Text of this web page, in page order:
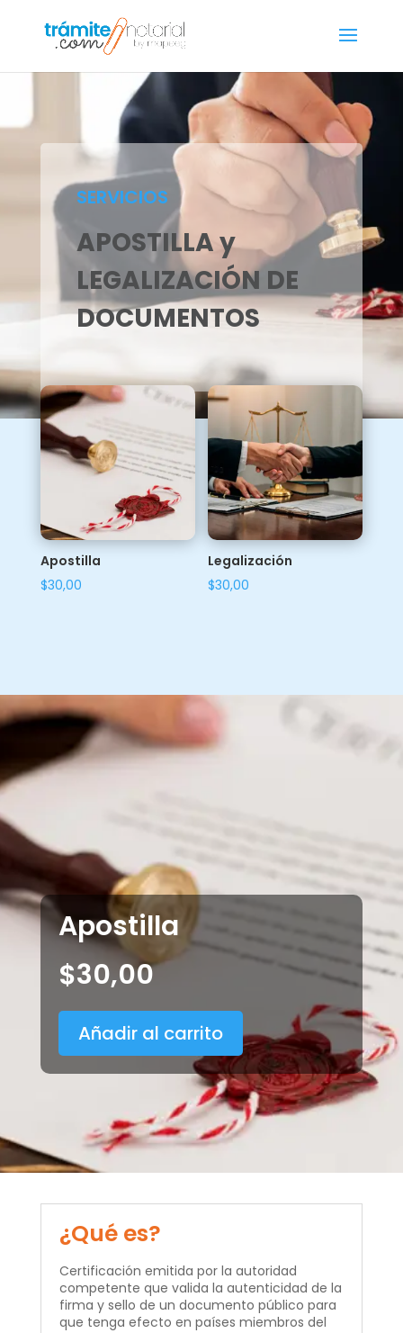
SERVICIOS
APOSTILLA y
LEGALIZACIÓN DE
DOCUMENTOS
Apostilla
$30,00
Legalización
$30,00
Apostilla
$30,00
Añadir al carrito
¿Qué es?
Certificación emitida por la autoridad
competente que valida la autenticidad de la
firma y sello de un documento público para
que tenga efecto en países miembros del